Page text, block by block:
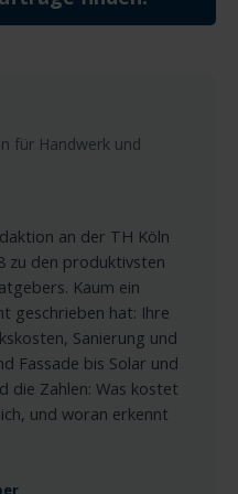
für Handwerk und
an der TH Köln
zu den produktivsten
Kaum ein
geschrieben hat: Ihre
Sanierung und
Fassade bis Solar und
die Zahlen: Was kostet
und woran erkennt